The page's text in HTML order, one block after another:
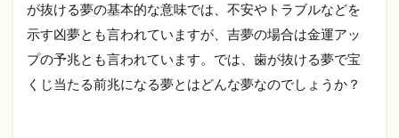
1.7
歯が
全部
抜け
る
夢・
が抜ける夢の基本的な意味では、不安やトラブルなどを
示す凶夢とも言われていますが、吉夢の場合は金運アッ
プの予兆とも言われています。では、歯が抜ける夢で宝
くじ当たる前兆になる夢とはどんな夢なのでしょうか？